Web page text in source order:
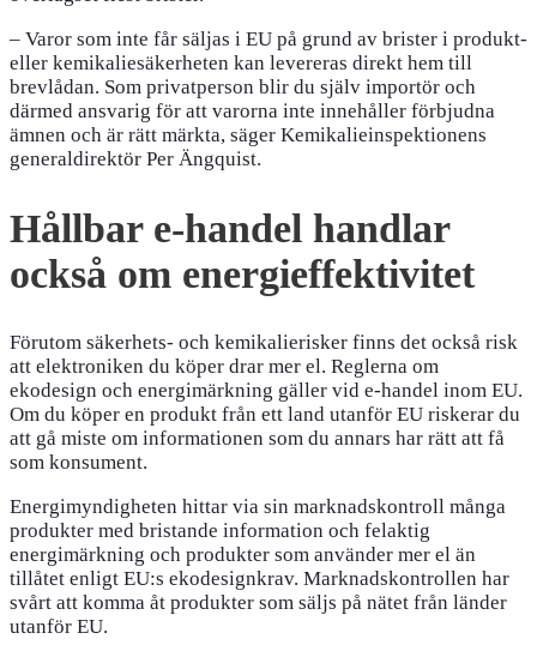
– Varor som inte får säljas i EU på grund av brister i produkt-
eller kemikaliesäkerheten kan levereras direkt hem till
brevlådan. Som privatperson blir du själv importör och
därmed ansvarig för att varorna inte innehåller förbjudna
ämnen och är rätt märkta, säger Kemikalieinspektionens
generaldirektör Per Ängquist.
Hållbar e-handel handlar
också om energieffektivitet
Förutom säkerhets- och kemikalierisker finns det också risk
att elektroniken du köper drar mer el. Reglerna om
ekodesign och energimärkning gäller vid e-handel inom EU.
Om du köper en produkt från ett land utanför EU riskerar du
att gå miste om informationen som du annars har rätt att få
som konsument.
Energimyndigheten hittar via sin marknadskontroll många
produkter med bristande information och felaktig
energimärkning och produkter som använder mer el än
tillåtet enligt EU:s ekodesignkrav. Marknadskontrollen har
svårt att komma åt produkter som säljs på nätet från länder
utanför EU.